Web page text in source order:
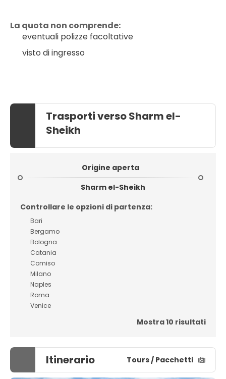
La quota non comprende:
eventuali polizze facoltative
visto di ingresso
Trasporti verso Sharm el-
Sheikh
Origine aperta
Sharm el-Sheikh
Controllare le opzioni di partenza:
Bari
Bergamo
Bologna
Catania
Comiso
Milano
Naples
Roma
Venice
Mostra 10 risultati
Itinerario Tours / Pacchetti